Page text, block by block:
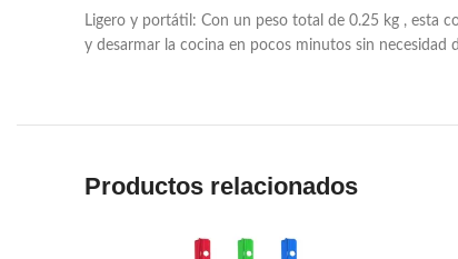
Ligero y portátil: Con un peso total de 0.25 kg , esta
y desarmar la cocina en pocos minutos sin
Productos relacionados